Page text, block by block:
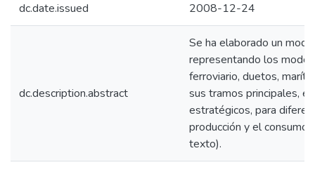
dc.date.issued 2008-12-24
dc.description.abstract
Se ha elaborado un
representando los
ferroviario, duetos,
sus tramos principales,
estratégicos, para
producción y el consumo
texto).